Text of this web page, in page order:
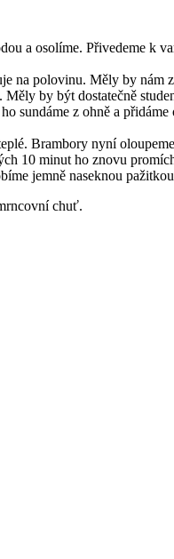
a osolíme. Přivedeme k
na polovinu. Měly by nám
by být dostatečně
sundáme z ohně a
Brambory nyní
10 minut ho znovu
jemně naseknou
chuť.